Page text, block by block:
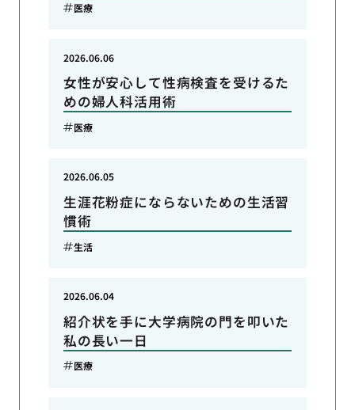
医療
女性が安心して性病検査を受けるた
めの婦人科活用術
2026.06.06
医療
生涯花粉症にならないための生活習
慣術
2026.06.05
生活
紹介状を手に大学病院の門を叩いた
私の長い一日
2026.06.04
医療